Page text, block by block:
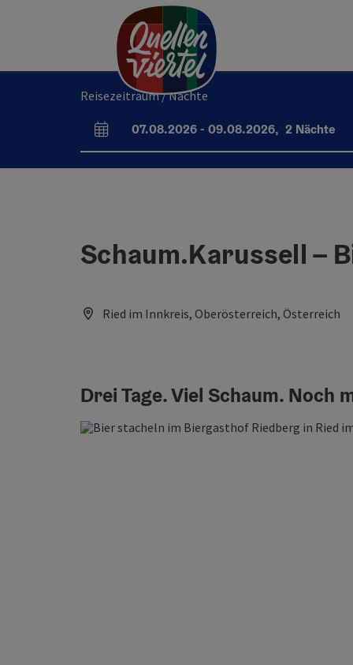
Accesskey
Accesskey
[1]
Zum SeitenanfangAccesskey
[2]
Reisezeitraum / Nächte
An- und Abreisefelder
07.08.2026- 09.08.2026, 2 Nächte
Schaum.Karussell –
Ried im Innkreis, Oberösterreich, Österreich
Drei Tage. Viel Schaum. Noch